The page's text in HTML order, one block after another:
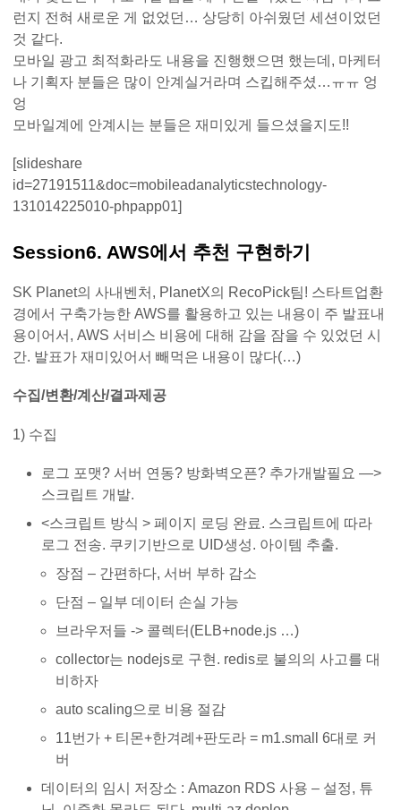
런지 전혀 새로운 게 없었던… 상당히 아쉬웠던 세션이었던
것 같다.
모바일 광고 최적화라도 내용을 진행했으면 했는데, 마케터
나 기획자 분들은 많이 안계실거라며 스킵해주셨…ㅠㅠ 엉
엉
모바일계에 안계시는 분들은 재미있게 들으셨을지도!!
[slideshare
id=27191511&doc=mobileadanalyticstechnology-
131014225010-phpapp01]
Session6. AWS에서 추천 구현하기
SK Planet의 사내벤처, PlanetX의 RecoPick팀! 스타트업환
경에서 구축가능한 AWS를 활용하고 있는 내용이 주 발표내
용이어서, AWS 서비스 비용에 대해 감을 잠을 수 있었던 시
간. 발표가 재미있어서 빼먹은 내용이 많다(…)
수집/변환/계산/결과제공
1) 수집
로그 포맷? 서버 연동? 방화벽오픈? 추가개발필요 —>
스크립트 개발.
<스크립트 방식 > 페이지 로딩 완료. 스크립트에 따라
로그 전송. 쿠키기반으로 UID생성. 아이템 추출.
장점 – 간편하다, 서버 부하 감소
단점 – 일부 데이터 손실 가능
브라우저들 -> 콜렉터(ELB+node.js …)
collector는 nodejs로 구현. redis로 불의의 사고를 대
비하자
auto scaling으로 비용 절감
11번가 + 티몬+한겨례+판도라 = m1.small 6대로 커
버
데이터의 임시 저장소 : Amazon RDS 사용 – 설정, 튜